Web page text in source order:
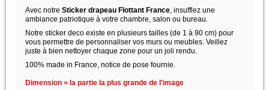
Avec notre Sticker drapeau Flottant France, insufflez une
ambiance patriotique à votre chambre, salon ou bureau.
Notre sticker deco existe en plusieurs tailles (de 1 à 90 cm) pour
vous permettre de personnaliser vos murs ou meubles. Veillez
juste à bien nettoyer chaque zone pour un joli rendu.
100% made in France, notice de pose fournie.
Dimension = la partie la plus grande de l'image